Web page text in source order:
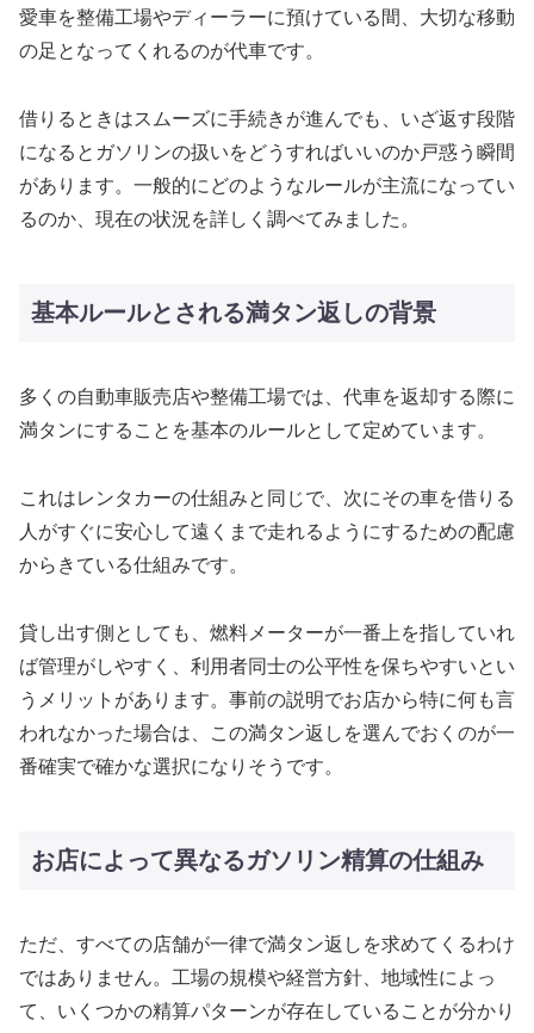
愛車を整備工場やディーラーに預けている間、大切な移動
の足となってくれるのが代車です。
借りるときはスムーズに手続きが進んでも、いざ返す段階
になるとガソリンの扱いをどうすればいいのか戸惑う瞬間
があります。一般的にどのようなルールが主流になってい
るのか、現在の状況を詳しく調べてみました。
基本ルールとされる満タン返しの背景
多くの自動車販売店や整備工場では、代車を返却する際に
満タンにすることを基本のルールとして定めています。
これはレンタカーの仕組みと同じで、次にその車を借りる
人がすぐに安心して遠くまで走れるようにするための配慮
からきている仕組みです。
貸し出す側としても、燃料メーターが一番上を指していれ
ば管理がしやすく、利用者同士の公平性を保ちやすいとい
うメリットがあります。事前の説明でお店から特に何も言
われなかった場合は、この満タン返しを選んでおくのが一
番確実で確かな選択になりそうです。
お店によって異なるガソリン精算の仕組み
ただ、すべての店舗が一律で満タン返しを求めてくるわけ
ではありません。工場の規模や経営方針、地域性によっ
て、いくつかの精算パターンが存在していることが分かり